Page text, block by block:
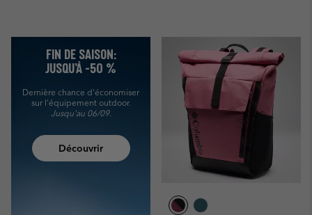
FIN DE SAISON:
JUSQU’À -50 %
Dernière chance d'économiser
sur l'équipement outdoor.
Jusqu'au 06/09.
Découvrir